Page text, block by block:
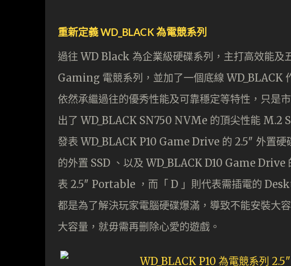
重新定義 WD_BLACK 為電競系列
過往 WD Black 為企業級硬碟系列，主打高效能及
Gaming 電競系列，並加了一個底線 WD_BLACK
依然承繼過往的優秀性能及可靠穩定等特性，只是
出了 WD_BLACK SN750 NVMe 的頂尖性能 M.2
發表 WD_BLACK P10 Game Drive 的 2.5″ 外置
的外置 SSD 、以及 WD_BLACK D10 Game Drive
表 2.5″ Portable ，而「 D 」則代表需插電的
都是為了解決玩家電腦硬碟爆滿，導致不能安裝大
大容量，就毋需再删除心愛的遊戲。